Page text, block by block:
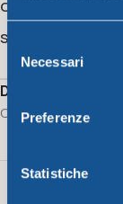
Selezione
del
consenso
Necessari
Preferenze
Statistiche
Category:
Share:
Description
Campana round pot